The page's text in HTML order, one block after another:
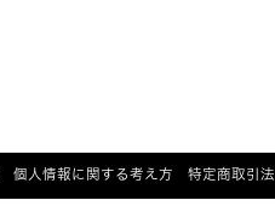
個人情報に関する考え方 特定商取引